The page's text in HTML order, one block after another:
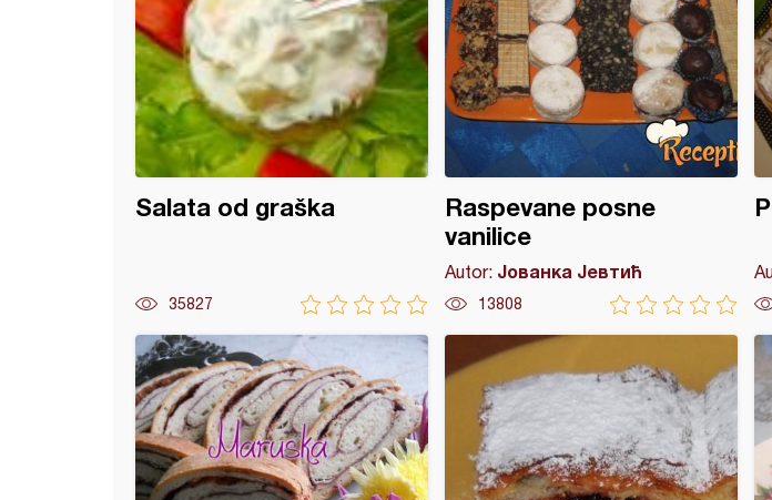
Salata od graška
35827
Raspevane posne
vanilice
Autor: Јованка Јевтић
13808